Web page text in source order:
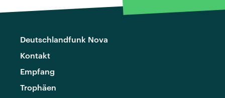
Deutschlandfunk Nova
Kontakt
Empfang
Trophäen